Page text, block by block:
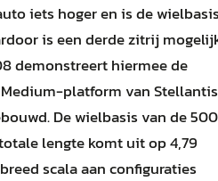
iets hoger en is de
is een derde zitrij
demonstreert hiermee de
platform van Stellantis
De wielbasis van de
lengte komt uit op 4,79
scala aan configuraties